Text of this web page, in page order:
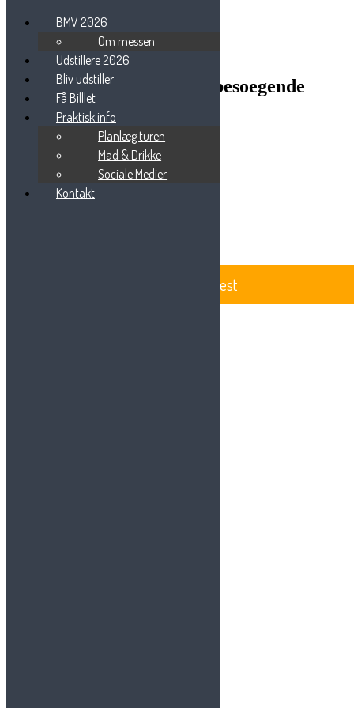
BEAUTY-MESSE-VEST-besoegende
Beauty Messe Vest
Vestre Ringvej 101
7000 Fredericia
BeautyMesse Vest
BMV 2026
Om messen
Udstillere 2026
Bliv udstiller
Få Billlet
Praktisk info
Planlæg turen
Mad & Drikke
Sociale Medier
Kontakt